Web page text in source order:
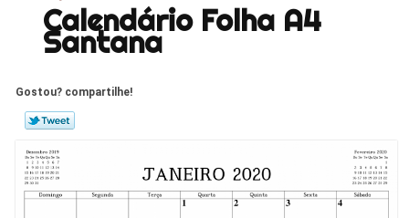
Calendário Folha A4
Santana
Gostou? compartilhe!